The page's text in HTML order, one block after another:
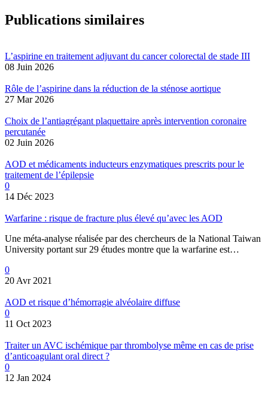
Publications similaires
L’aspirine en traitement adjuvant du cancer colorectal de stade III
08 Juin 2026
Rôle de l’aspirine dans la réduction de la sténose aortique
27 Mar 2026
Choix de l’antiagrégant plaquettaire après intervention coronaire
percutanée
02 Juin 2026
AOD et médicaments inducteurs enzymatiques prescrits pour le
traitement de l’épilepsie
0
14 Déc 2023
Warfarine : risque de fracture plus élevé qu’avec les AOD
Une méta-analyse réalisée par des chercheurs de la National Taiwan
University portant sur 29 études montre que la warfarine est…
0
20 Avr 2021
AOD et risque d’hémorragie alvéolaire diffuse
0
11 Oct 2023
Traiter un AVC ischémique par thrombolyse même en cas de prise
d’anticoagulant oral direct ?
0
12 Jan 2024